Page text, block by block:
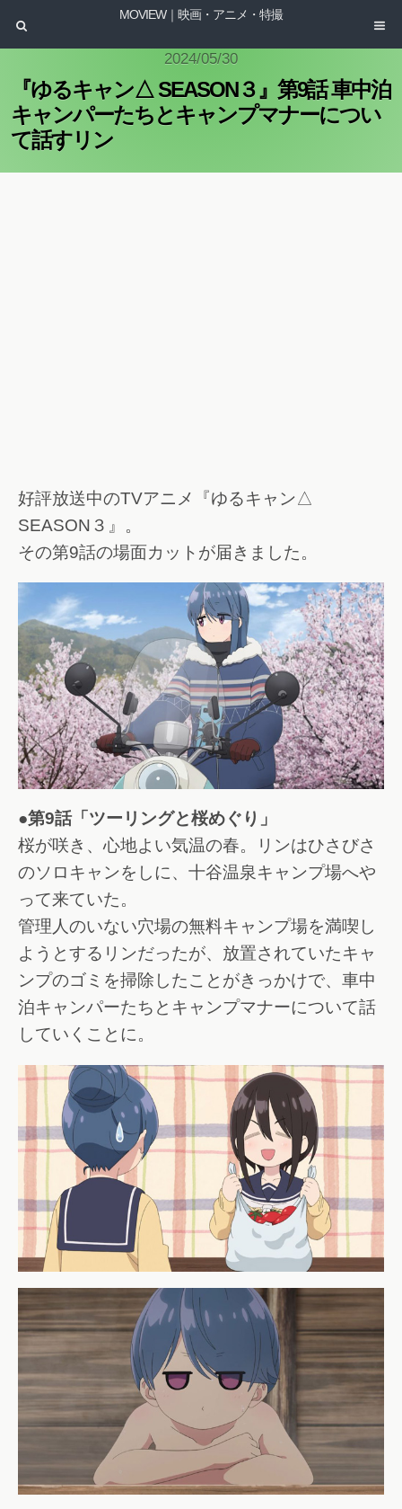
MOVIEW｜映画・アニメ・特撮
2024/05/30
『ゆるキャン△ SEASON３』第9話 車中泊
キャンパーたちとキャンプマナーについ
て話すリン
好評放送中のTVアニメ『ゆるキャン△
SEASON３』。
その第9話の場面カットが届きました。
●第9話「ツーリングと桜めぐり」
桜が咲き、心地よい気温の春。リンはひさびさ
のソロキャンをしに、十谷温泉キャンプ場へや
って来ていた。
管理人のいない穴場の無料キャンプ場を満喫し
ようとするリンだったが、放置されていたキャ
ンプのゴミを掃除したことがきっかけで、車中
泊キャンパーたちとキャンプマナーについて話
していくことに。